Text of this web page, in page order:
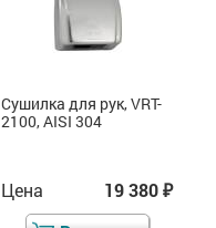
Сушилка для рук, VRT-
2100, AISI 304
Цена 19 380 ₽